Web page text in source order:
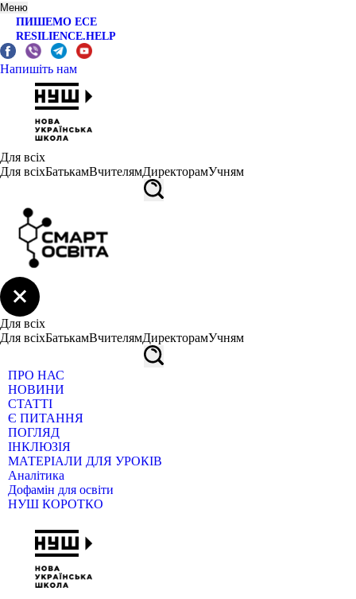
Меню
ПИШЕМО ЕСЕ
RESILIENCE.HELP
Напишіть нам
Для всіх
Для всіхБатькамВчителямДиректорамУчням
Для всіх
Для всіхБатькамВчителямДиректорамУчням
ПРО НАС
НОВИНИ
СТАТТІ
Є ПИТАННЯ
ПОГЛЯД
ІНКЛЮЗІЯ
МАТЕРІАЛИ ДЛЯ УРОКІВ
Аналітика
Дофамін для освіти
НУШ КОРОТКО